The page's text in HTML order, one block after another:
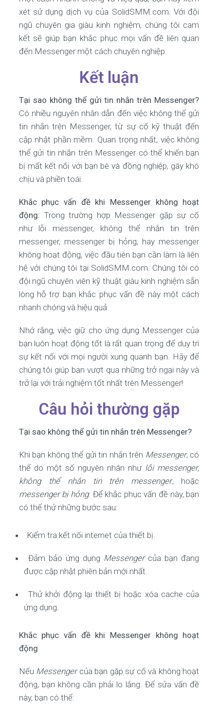
xét sử dụng dịch vụ của SolidSMM.com. Với đội
ngũ chuyên gia giàu kinh nghiệm, chúng tôi cam
kết sẽ giúp bạn khắc phục mọi vấn đề liên quan
đến Messenger một cách chuyên nghiệp.
Kết luận
Tại sao không thể gửi tin nhắn trên Messenger?
Có nhiều nguyên nhân dẫn đến việc không thể gửi
tin nhắn trên Messenger, từ sự cố kỹ thuật đến
cập nhật phần mềm. Quan trọng nhất, việc không
thể gửi tin nhắn trên Messenger có thể khiến bạn
bị mất kết nối với bạn bè và đồng nghiệp, gây khó
chịu và phiền toái.
Khắc phục vấn đề khi Messenger không hoạt
động: Trong trường hợp Messenger gặp sự cố
như lỗi messenger, không thể nhắn tin trên
messenger, messenger bị hỏng, hay messenger
không hoạt động, việc đầu tiên bạn cần làm là liên
hệ với chúng tôi tại SolidSMM.com. Chúng tôi có
đội ngũ chuyên viên kỹ thuật giàu kinh nghiệm sẵn
lòng hỗ trợ bạn khắc phục vấn đề này một cách
nhanh chóng và hiệu quả.
Nhớ rằng, việc giữ cho ứng dụng Messenger của
bạn luôn hoạt động tốt là rất quan trọng để duy trì
sự kết nối với mọi người xung quanh bạn. Hãy để
chúng tôi giúp bạn vượt qua những trở ngại này và
trở lại với trải nghiệm tốt nhất trên Messenger!
Câu hỏi thường gặp
Tại sao không thể gửi tin nhắn trên Messenger?
Khi bạn không thể gửi tin nhắn trên Messenger, có
thể do một số nguyên nhân như lỗi messenger,
không thể nhắn tin trên messenger, hoặc
messenger bị hỏng. Để khắc phục vấn đề này, bạn
có thể thử những bước sau:
Kiểm tra kết nối internet của thiết bị.
Đảm bảo ứng dụng Messengercủa bạn đang
được cập nhật phiên bản mới nhất.
Thử khởi động lại thiết bị hoặc xóa cache của
ứng dụng.
Khắc phục vấn đề khi Messenger không hoạt
động
Nếu Messengercủa bạn gặp sự cố và không hoạt
động, bạn không cần phải lo lắng. Để sửa vấn đề
này, bạn có thể: